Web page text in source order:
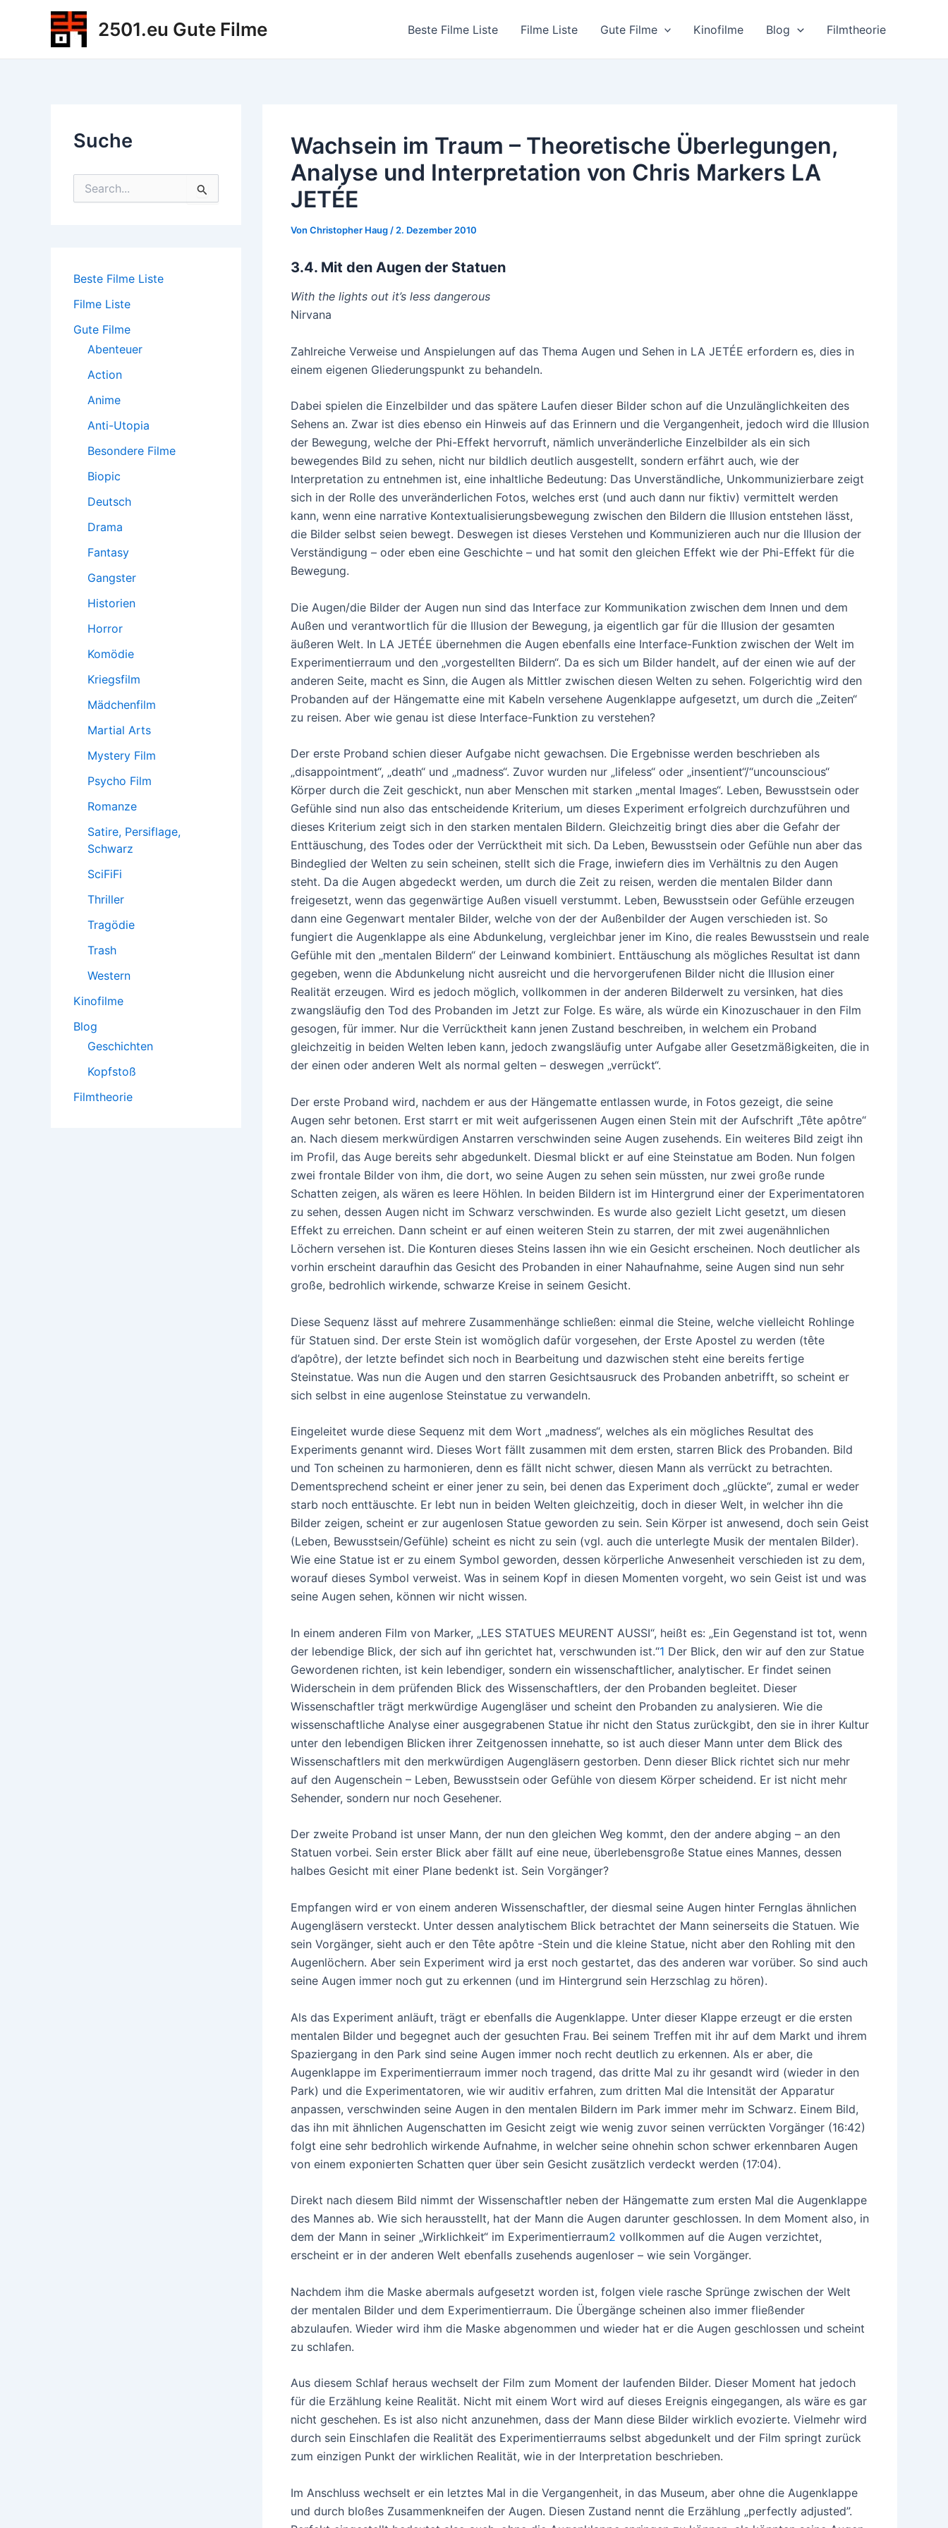
2501.eu Gute Filme Beste Filme Liste Filme Liste Gute Filme Kinofilme Blog Filmtheorie
Suche
a
h
Beste Filme Liste
Filme Liste
Gute Filme
Abenteuer
Action
Anime
Anti-Utopia
Besondere Filme
Biopic
Deutsch
Drama
Fantasy
Gangster
Historien
Horror
Komödie
Kriegsfilm
Mädchenfilm
Martial Arts
Mystery Film
Psycho Film
Romanze
Satire, Persiflage,
Schwarz
SciFiFi
Thriller
Tragödie
Trash
Western
Kinofilme
Blog
Geschichten
Kopfstoß
Filmtheorie
Wachsein im Traum – Theoretische Überlegungen,
Analyse und Interpretation von Chris Markers LA
JETÉE
Von Christopher Haug / 2. Dezember 2010
3.4. Mit den Augen der Statuen
With the lights out it’s less dangerous
Nirvana
Zahlreiche Verweise und Anspielungen auf das Thema Augen und Sehen in LA JETÉE erfordern es, dies in
einem eigenen Gliederungspunkt zu behandeln.
Dabei spielen die Einzelbilder und das spätere Laufen dieser Bilder schon auf die Unzulänglichkeiten des
Sehens an. Zwar ist dies ebenso ein Hinweis auf das Erinnern und die Vergangenheit, jedoch wird die Illusion
der Bewegung, welche der Phi-Effekt hervorruft, nämlich unveränderliche Einzelbilder als ein sich
bewegendes Bild zu sehen, nicht nur bildlich deutlich ausgestellt, sondern erfährt auch, wie der
Interpretation zu entnehmen ist, eine inhaltliche Bedeutung: Das Unverständliche, Unkommunizierbare zeigt
sich in der Rolle des unveränderlichen Fotos, welches erst (und auch dann nur fiktiv) vermittelt werden
kann, wenn eine narrative Kontextualisierungsbewegung zwischen den Bildern die Illusion entstehen lässt,
die Bilder selbst seien bewegt. Deswegen ist dieses Verstehen und Kommunizieren auch nur die Illusion der
Verständigung – oder eben eine Geschichte – und hat somit den gleichen Effekt wie der Phi-Effekt für die
Bewegung.
Die Augen/die Bilder der Augen nun sind das Interface zur Kommunikation zwischen dem Innen und dem
Außen und verantwortlich für die Illusion der Bewegung, ja eigentlich gar für die Illusion der gesamten
äußeren Welt. In LA JETÉE übernehmen die Augen ebenfalls eine Interface-Funktion zwischen der Welt im
Experimentierraum und den „vorgestellten Bildern“. Da es sich um Bilder handelt, auf der einen wie auf der
anderen Seite, macht es Sinn, die Augen als Mittler zwischen diesen Welten zu sehen. Folgerichtig wird den
Probanden auf der Hängematte eine mit Kabeln versehene Augenklappe aufgesetzt, um durch die „Zeiten“
zu reisen. Aber wie genau ist diese Interface-Funktion zu verstehen?
Der erste Proband schien dieser Aufgabe nicht gewachsen. Die Ergebnisse werden beschrieben als
„disappointment“, „death“ und „madness“. Zuvor wurden nur „lifeless“ oder „insentient“/“uncounscious“
Körper durch die Zeit geschickt, nun aber Menschen mit starken „mental Images“. Leben, Bewusstsein oder
Gefühle sind nun also das entscheidende Kriterium, um dieses Experiment erfolgreich durchzuführen und
dieses Kriterium zeigt sich in den starken mentalen Bildern. Gleichzeitig bringt dies aber die Gefahr der
Enttäuschung, des Todes oder der Verrücktheit mit sich. Da Leben, Bewusstsein oder Gefühle nun aber das
Bindeglied der Welten zu sein scheinen, stellt sich die Frage, inwiefern dies im Verhältnis zu den Augen
steht. Da die Augen abgedeckt werden, um durch die Zeit zu reisen, werden die mentalen Bilder dann
freigesetzt, wenn das gegenwärtige Außen visuell verstummt. Leben, Bewusstsein oder Gefühle erzeugen
dann eine Gegenwart mentaler Bilder, welche von der der Außenbilder der Augen verschieden ist. So
fungiert die Augenklappe als eine Abdunkelung, vergleichbar jener im Kino, die reales Bewusstsein und reale
Gefühle mit den „mentalen Bildern“ der Leinwand kombiniert. Enttäuschung als mögliches Resultat ist dann
gegeben, wenn die Abdunkelung nicht ausreicht und die hervorgerufenen Bilder nicht die Illusion einer
Realität erzeugen. Wird es jedoch möglich, vollkommen in der anderen Bilderwelt zu versinken, hat dies
zwangsläufig den Tod des Probanden im Jetzt zur Folge. Es wäre, als würde ein Kinozuschauer in den Film
gesogen, für immer. Nur die Verrücktheit kann jenen Zustand beschreiben, in welchem ein Proband
gleichzeitig in beiden Welten leben kann, jedoch zwangsläufig unter Aufgabe aller Gesetzmäßigkeiten, die in
der einen oder anderen Welt als normal gelten – deswegen „verrückt“.
Der erste Proband wird, nachdem er aus der Hängematte entlassen wurde, in Fotos gezeigt, die seine
Augen sehr betonen. Erst starrt er mit weit aufgerissenen Augen einen Stein mit der Aufschrift „Tête apôtre“
an. Nach diesem merkwürdigen Anstarren verschwinden seine Augen zusehends. Ein weiteres Bild zeigt ihn
im Profil, das Auge bereits sehr abgedunkelt. Diesmal blickt er auf eine Steinstatue am Boden. Nun folgen
zwei frontale Bilder von ihm, die dort, wo seine Augen zu sehen sein müssten, nur zwei große runde
Schatten zeigen, als wären es leere Höhlen. In beiden Bildern ist im Hintergrund einer der Experimentatoren
zu sehen, dessen Augen nicht im Schwarz verschwinden. Es wurde also gezielt Licht gesetzt, um diesen
Effekt zu erreichen. Dann scheint er auf einen weiteren Stein zu starren, der mit zwei augenähnlichen
Löchern versehen ist. Die Konturen dieses Steins lassen ihn wie ein Gesicht erscheinen. Noch deutlicher als
vorhin erscheint daraufhin das Gesicht des Probanden in einer Nahaufnahme, seine Augen sind nun sehr
große, bedrohlich wirkende, schwarze Kreise in seinem Gesicht.
Diese Sequenz lässt auf mehrere Zusammenhänge schließen: einmal die Steine, welche vielleicht Rohlinge
für Statuen sind. Der erste Stein ist womöglich dafür vorgesehen, der Erste Apostel zu werden (tête
d’apôtre), der letzte befindet sich noch in Bearbeitung und dazwischen steht eine bereits fertige
Steinstatue. Was nun die Augen und den starren Gesichtsausruck des Probanden anbetrifft, so scheint er
sich selbst in eine augenlose Steinstatue zu verwandeln.
Eingeleitet wurde diese Sequenz mit dem Wort „madness“, welches als ein mögliches Resultat des
Experiments genannt wird. Dieses Wort fällt zusammen mit dem ersten, starren Blick des Probanden. Bild
und Ton scheinen zu harmonieren, denn es fällt nicht schwer, diesen Mann als verrückt zu betrachten.
Dementsprechend scheint er einer jener zu sein, bei denen das Experiment doch „glückte“, zumal er weder
starb noch enttäuschte. Er lebt nun in beiden Welten gleichzeitig, doch in dieser Welt, in welcher ihn die
Bilder zeigen, scheint er zur augenlosen Statue geworden zu sein. Sein Körper ist anwesend, doch sein Geist
(Leben, Bewusstsein/Gefühle) scheint es nicht zu sein (vgl. auch die unterlegte Musik der mentalen Bilder).
Wie eine Statue ist er zu einem Symbol geworden, dessen körperliche Anwesenheit verschieden ist zu dem,
worauf dieses Symbol verweist. Was in seinem Kopf in diesen Momenten vorgeht, wo sein Geist ist und was
seine Augen sehen, können wir nicht wissen.
In einem anderen Film von Marker, „LES STATUES MEURENT AUSSI“, heißt es: „Ein Gegenstand ist tot, wenn
der lebendige Blick, der sich auf ihn gerichtet hat, verschwunden ist.“1 Der Blick, den wir auf den zur Statue
Gewordenen richten, ist kein lebendiger, sondern ein wissenschaftlicher, analytischer. Er findet seinen
Widerschein in dem prüfenden Blick des Wissenschaftlers, der den Probanden begleitet. Dieser
Wissenschaftler trägt merkwürdige Augengläser und scheint den Probanden zu analysieren. Wie die
wissenschaftliche Analyse einer ausgegrabenen Statue ihr nicht den Status zurückgibt, den sie in ihrer Kultur
unter den lebendigen Blicken ihrer Zeitgenossen innehatte, so ist auch dieser Mann unter dem Blick des
Wissenschaftlers mit den merkwürdigen Augengläsern gestorben. Denn dieser Blick richtet sich nur mehr
auf den Augenschein – Leben, Bewusstsein oder Gefühle von diesem Körper scheidend. Er ist nicht mehr
Sehender, sondern nur noch Gesehener.
Der zweite Proband ist unser Mann, der nun den gleichen Weg kommt, den der andere abging – an den
Statuen vorbei. Sein erster Blick aber fällt auf eine neue, überlebensgroße Statue eines Mannes, dessen
halbes Gesicht mit einer Plane bedenkt ist. Sein Vorgänger?
Empfangen wird er von einem anderen Wissenschaftler, der diesmal seine Augen hinter Fernglas ähnlichen
Augengläsern versteckt. Unter dessen analytischem Blick betrachtet der Mann seinerseits die Statuen. Wie
sein Vorgänger, sieht auch er den Tête apôtre -Stein und die kleine Statue, nicht aber den Rohling mit den
Augenlöchern. Aber sein Experiment wird ja erst noch gestartet, das des anderen war vorüber. So sind auch
seine Augen immer noch gut zu erkennen (und im Hintergrund sein Herzschlag zu hören).
Als das Experiment anläuft, trägt er ebenfalls die Augenklappe. Unter dieser Klappe erzeugt er die ersten
mentalen Bilder und begegnet auch der gesuchten Frau. Bei seinem Treffen mit ihr auf dem Markt und ihrem
Spaziergang in den Park sind seine Augen immer noch recht deutlich zu erkennen. Als er aber, die
Augenklappe im Experimentierraum immer noch tragend, das dritte Mal zu ihr gesandt wird (wieder in den
Park) und die Experimentatoren, wie wir auditiv erfahren, zum dritten Mal die Intensität der Apparatur
anpassen, verschwinden seine Augen in den mentalen Bildern im Park immer mehr im Schwarz. Einem Bild,
das ihn mit ähnlichen Augenschatten im Gesicht zeigt wie wenig zuvor seinen verrückten Vorgänger (16:42)
folgt eine sehr bedrohlich wirkende Aufnahme, in welcher seine ohnehin schon schwer erkennbaren Augen
von einem exponierten Schatten quer über sein Gesicht zusätzlich verdeckt werden (17:04).
Direkt nach diesem Bild nimmt der Wissenschaftler neben der Hängematte zum ersten Mal die Augenklappe
des Mannes ab. Wie sich herausstellt, hat der Mann die Augen darunter geschlossen. In dem Moment also, in
dem der Mann in seiner „Wirklichkeit“ im Experimentierraum2 vollkommen auf die Augen verzichtet,
erscheint er in der anderen Welt ebenfalls zusehends augenloser – wie sein Vorgänger.
Nachdem ihm die Maske abermals aufgesetzt worden ist, folgen viele rasche Sprünge zwischen der Welt
der mentalen Bilder und dem Experimentierraum. Die Übergänge scheinen also immer fließender
abzulaufen. Wieder wird ihm die Maske abgenommen und wieder hat er die Augen geschlossen und scheint
zu schlafen.
Aus diesem Schlaf heraus wechselt der Film zum Moment der laufenden Bilder. Dieser Moment hat jedoch
für die Erzählung keine Realität. Nicht mit einem Wort wird auf dieses Ereignis eingegangen, als wäre es gar
nicht geschehen. Es ist also nicht anzunehmen, dass der Mann diese Bilder wirklich evozierte. Vielmehr wird
durch sein Einschlafen die Realität des Experimentierraums selbst abgedunkelt und der Film springt zurück
zum einzigen Punkt der wirklichen Realität, wie in der Interpretation beschrieben.
Im Anschluss wechselt er ein letztes Mal in die Vergangenheit, in das Museum, aber ohne die Augenklappe
und durch bloßes Zusammenkneifen der Augen. Diesen Zustand nennt die Erzählung „perfectly adjusted”.